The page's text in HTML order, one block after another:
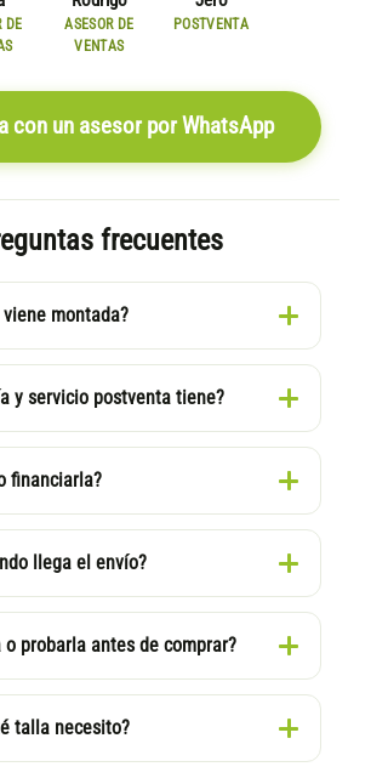
DE
ASESOR DE
VENTAS
POSTVENTA
con un asesor por WhatsApp
frecuentes
montada?
y servicio postventa tiene?
financiarla?
llega el envío?
o probarla antes de comprar?
talla necesito?